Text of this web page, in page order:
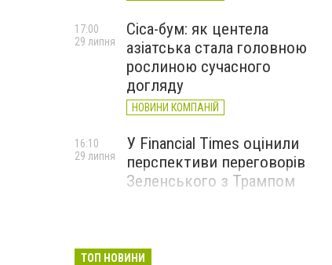
Cica-бум: як центела
азіатська стала головною
рослиною сучасного
догляду
НОВИНИ КОМПАНІЙ
17:00
29 липня
У Financial Times оцінили
перспективи переговорів
Зеленського з Трампом
16:10
29 липня
ТОП НОВИНИ